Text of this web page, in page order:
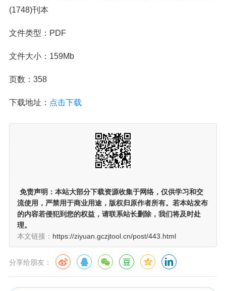
(1748)刊本
文件类型：PDF
文件大小：159Mb
页数：358
下载地址： 点击下载
免责声明： 本站大部分下载资源收集于网络，仅供学习和交
流使用，严禁用于商业用途，版权归原作者所有。若本站发布
的内容若侵犯到您的权益，请联系站长删除，我们将及时处
理。
本文链接： https://ziyuan.gczjtool.cn/post/443.html
分享给朋友：